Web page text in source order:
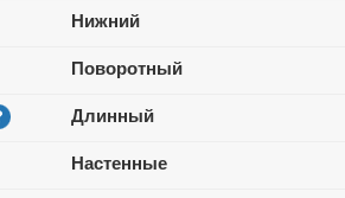
Нижний
Поворотный
Длинный
Настенные